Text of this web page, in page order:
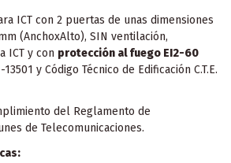
ICT con 2 puertas de unas dimensiones
(AnchoxAlto), SIN ventilación,
ICT y con protección al fuego EI2-60
y Código Técnico de Edificación C.T.E.
del Reglamento de
de Telecomunicaciones.